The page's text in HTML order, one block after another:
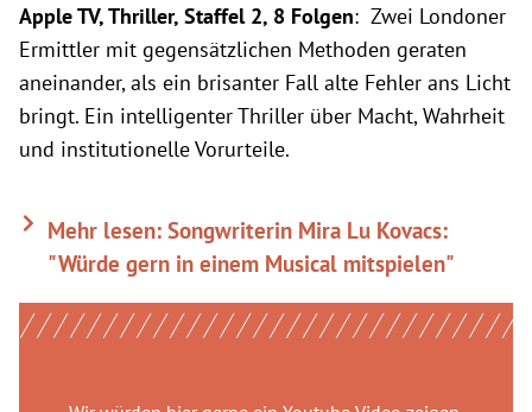
Apple TV, Thriller, Staffel 2, 8 Folgen: Zwei Londoner
Ermittler mit gegensätzlichen Methoden geraten
aneinander, als ein brisanter Fall alte Fehler ans Licht
bringt. Ein intelligenter Thriller über Macht, Wahrheit
und institutionelle Vorurteile.
Mehr lesen: Songwriterin Mira Lu Kovacs:
"Würde gern in einem Musical mitspielen"